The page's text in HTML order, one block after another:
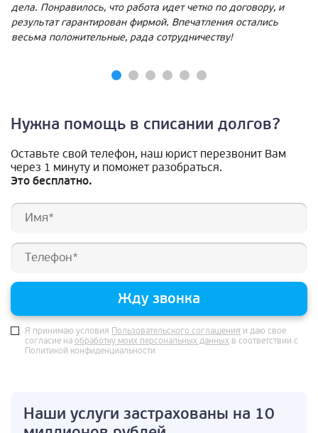
дела. Понравилось, что работа идет четко по договору, и
результат гарантирован фирмой. Впечатления остались
весьма положительные, рада сотрудничеству!
Нужна помощь в списании долгов?
Оставьте свой телефон, наш юрист перезвонит Вам
через 1 минуту и поможет разобраться.
Это бесплатно.
Жду звонка
Я принимаю условия Пользовательского соглашения и даю свое
согласие на обработку моих персональных данных в соответствии с
Политикой конфиденциальности
Наши услуги застрахованы на 10